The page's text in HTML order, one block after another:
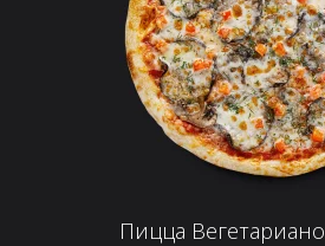
Пицца Вегетариано